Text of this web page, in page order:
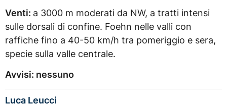
Venti: a 3000 m moderati da NW, a tratti intensi
sulle dorsali di confine. Foehn nelle valli con
raffiche fino a 40-50 km/h tra pomeriggio e sera,
specie sulla valle centrale.
Avvisi: nessuno
Luca Leucci